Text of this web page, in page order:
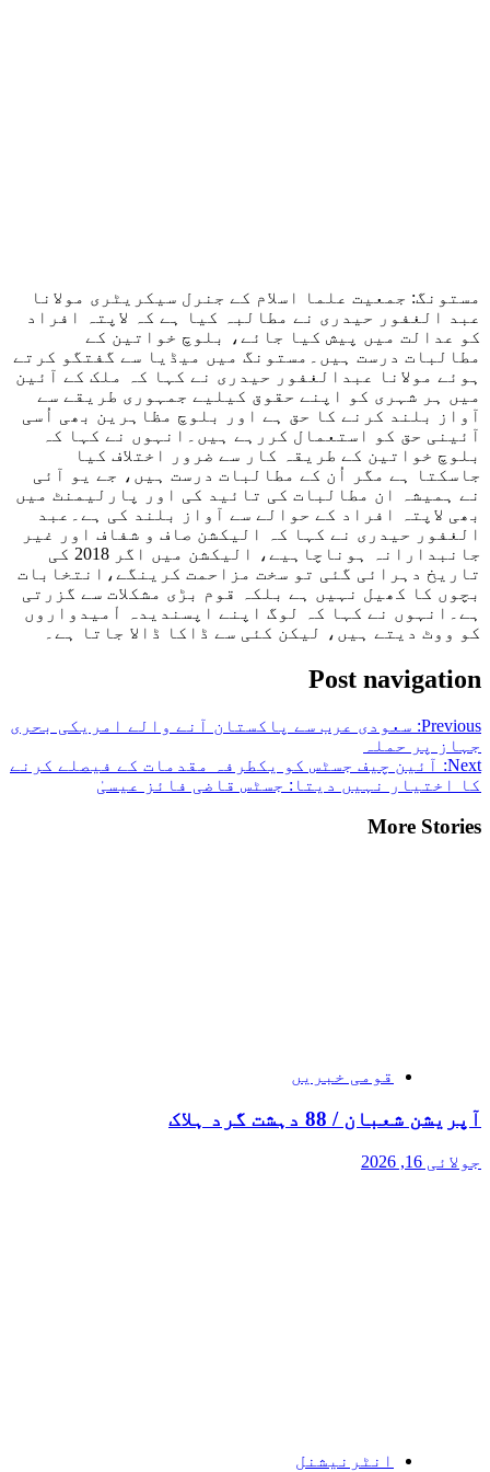
مستونگ: جمعیت علما اسلام کے جنرل سیکریٹری مولانا
عبد الغفور حیدری نے مطالبہ کیا ہے کہ لاپتہ افراد
کو عدالت میں پیش کیا جائے، بلوچ خواتین کے
مطالبات درست ہیں۔مستونگ میں میڈیا سے گفتگو کرتے
ہوئے مولانا عبدالغفور حیدری نے کہا کہ ملک کے آئین
میں ہر شہری کو اپنے حقوق کیلیے جمہوری طریقے سے
آواز بلند کرنے کا حق ہے اور بلوچ مظاہرین بھی اُسی
آئینی حق کو استعمال کررہے ہیں۔انہوں نے کہا کہ
بلوچ خواتین کے طریقہ کار سے ضرور اختلاف کیا
جاسکتا ہے مگر اُن کے مطالبات درست ہیں، جے یو آئی
نے ہمیشہ ان مطالبات کی تائید کی اور پارلیمنٹ میں
بھی لاپتہ افراد کے حوالے سے آواز بلند کی ہے۔عبد
الغفور حیدری نے کہا کہ الیکشن صاف و شفاف اور غیر
جانبدارانہ ہوناچاہیے، الیکشن میں اگر 2018 کی
تاریخ دہرائی گئی تو سخت مزاحمت کرینگے،انتخابات
بچوں کا کھیل نہیں ہے بلکہ قوم بڑی مشکلات سے گزرتی
ہے۔انہوں نے کہا کہ لوگ اپنے اپسندیدہ اْمیدواروں
کو ووٹ دیتے ہیں، لیکن کئی سے ڈاکا ڈالا جاتا ہے۔
Post navigation
Previous: سعودی عرب سے پاکستان آنے والے امریکی بحری
جہاز پر حملہ
Next:
آئین چیف جسٹس کو یکطرفہ مقدمات کے فیصلے کرنے
کا اختیار نہیں دیتا: جسٹس قاضی فائز عیسیٰ
More Stories
قومی خبریں
آپریشن شعبان / 88 دہشت گرد ہلاک
جولائی 16, 2026
انٹرنیشنل